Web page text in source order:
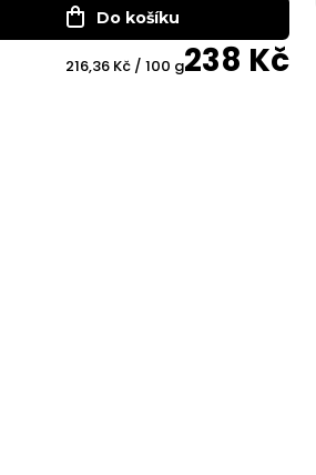
238 Kč
Měrná
216,36 Kč / 100 g
Do košíku